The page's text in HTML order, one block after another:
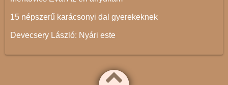
15 népszerű karácsonyi dal gyerekeknek
Devecsery László: Nyári este